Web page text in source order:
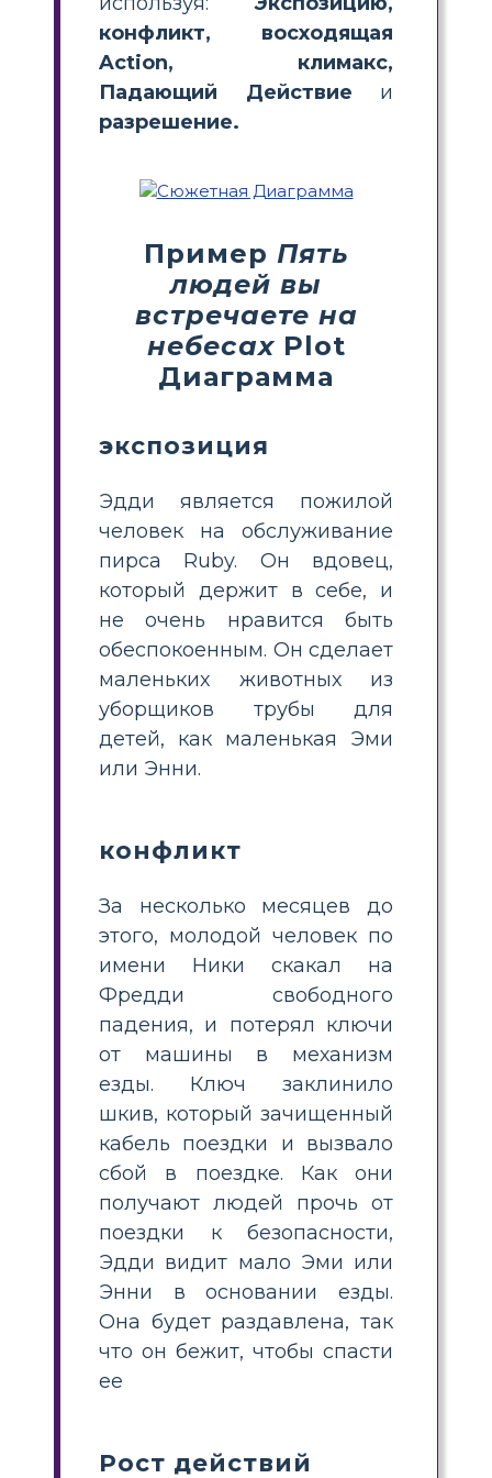
конфликт, восходящая
Action, климакс,
Падающий Действие и
разрешение.
Пример Пять
людей вы
встречаете на
небесахPlot
Диаграмма
экспозиция
Эдди является пожилой
человек на обслуживание
пирса Ruby. Он вдовец,
который держит в себе, и
не очень нравится быть
обеспокоенным. Он сделает
маленьких животных из
уборщиков трубы для
детей, как маленькая Эми
или Энни.
конфликт
За несколько месяцев до
этого, молодой человек по
имени Ники скакал на
Фредди свободного
падения, и потерял ключи
от машины в механизм
езды. Ключ заклинило
шкив, который зачищенный
кабель поездки и вызвало
сбой в поездке. Как они
получают людей прочь от
поездки к безопасности,
Эдди видит мало Эми или
Энни в основании езды.
Она будет раздавлена, так
что он бежит, чтобы спасти
ее
Рост действий